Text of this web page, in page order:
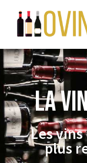
La
Les
plus